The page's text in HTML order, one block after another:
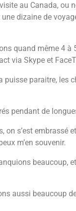
au Canada, ou
dizaine de
quand même 4 à
via Skype et
puisse paraitre, les
pendant de
on s’est embrassé
m’en souvenir.
beaucoup,
aussi beaucoup